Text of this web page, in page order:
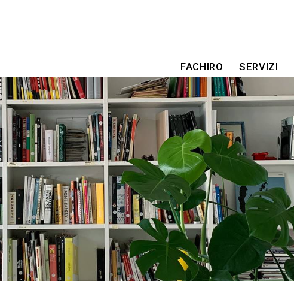
FACHIRO SERVIZI